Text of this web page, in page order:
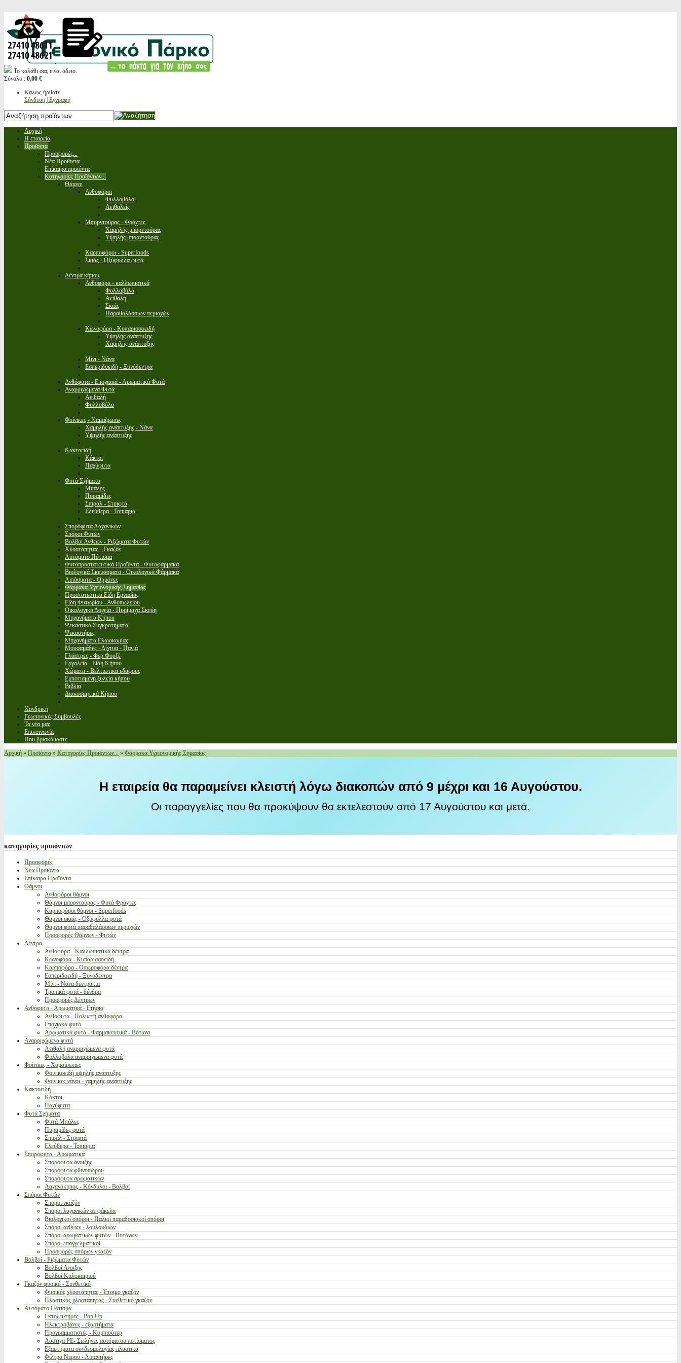
Το καλάθι σας είναι άδειο.
Σύνολο : 0,00 €
Καλώς ήρθατε
Σύνδεση | Εγγραφή
Αρχική
Η εταιρεία
Προϊόντα
Προσφορές...
Νέα Προϊόντα...
Επίκαιρα προϊόντα
Κατηγορίες Προϊόντων...
Θάμνοι
Ανθοφόροι
Φυλλοβόλοι
Αειθαλείς
Μπορντούρας - Φράχτες
Χαμηλής μπορντούρας
Υψηλής μπορντούρας
Καρποφόροι - Superfoods
Σκιάς - Οξύφυλλα φυτά
Δέντρα κήπου
Ανθοφόρα - καλλωπιστικά
Φυλλοβόλα
Αειθαλή
Σκιάς
Παραθαλάσσιων περιοχών
Κωνοφόρα - Κυπαρισσοειδή
Υψηλής ανάπτυξης
Χαμηλής ανάπτυξης
Μίνι - Νάνα
Εσπεριδοειδή - Ξυνόδεντρα
Ανθόφυτα - Εποχιακά - Αρωματικά Φυτά
Αναρριχώμενα Φυτά
Αειθαλή
Φυλλοβόλα
Φοίνικες - Χαμαίρωπες
Χαμηλής ανάπτυξης - Νάνα
Υψηλής ανάπτυξης
Κακτοειδή
Κάκτοι
Παχύφυτα
Φυτά Σχήματα
Μπάλες
Πυραμίδες
Σπιράλ - Στριφτά
Ελεύθερα - Τοπιάρια
Σπορόφυτα Λαχανικών
Σπόροι Φυτών
Βολβοί Ανθεων - Ριζώματα Φυτών
Χλοοτάπητας - Γκαζόν
Αυτόματο Πότισμα
Φυτοπροστατευτικά Προϊόντα - Φυτοφάρμακα
Βιολογικά Σκευάσματα - Οικολογικά Φάρμακα
Λιπάσματα - Ορμόνες
Φάρμακα Υγειονομικής Σημασίας
Προστατευτικά Είδη Εργασίας
Είδη Φυτωρίου - Ανθοπωλείου
Οικολογικά Δοχεία - Πυρίμαχα Σκεύη
Μηχανήματα Κήπου
Ψεκαστικά Συγκροτήματα
Ψεκαστήρες
Μηχανήματα Ελαιοκομίας
Μουσαμάδες - Δίχτυα - Πανιά
Γλάστρες - Φερ Φορζέ
Εργαλεία - Είδη Κήπου
Χώματα - Βελτιωτικά εδάφους
Εμποτισμένη ξυλεία κήπου
Βιβλία
Διακοσμητικά Κήπου
Χονδρική
Γεωπονικές Συμβουλές
Τα νέα μας
Επικοινωνία
Που βρισκόμαστε
Αρχική » Προϊόντα » Κατηγορίες Προϊόντων... » Φάρμακα Υγειονομικής Σημασίας
Η εταιρεία θα παραμείνει κλειστή λόγω διακοπών από 9 μέχρι και 16 Αυγούστου.
Οι παραγγελίες που θα προκύψουν θα εκτελεστούν από 17 Αυγούστου και μετά.
κατηγορίες προιόντων
Προσφορές
Νέα Προϊόντα
Επίκαιρα Προϊόντα
Θάμνοι
Ανθοφόροι θάμνοι
Θάμνοι μπορντούρας - Φυτά Φράχτες
Καρποφόροι θάμνοι - Superfoods
Θάμνοι σκιάς - Οξύφυλλα φυτά
Θάμνοι φυτά παραθαλάσσιων περιοχών
Προσφορές Θάμνων - Φυτών
Δέντρα
Ανθοφόρα - Καλλωπιστικά δέντρα
Κωνοφόρα - Κυπαρισσοειδή
Καρποφόρα - Οπωροφόρα δέντρα
Εσπεριδοειδή - Ξυνόδεντρα
Μίνι - Νάνα δεντράκια
Τροπικά φυτά - δένδρα
Προσφορές Δέντρων
Ανθόφυτα - Αρωματικά - Ετήσια
Ανθόφυτα - Πολυετή ανθοφόρα
Εποχιακά φυτά
Αρωματικά φυτά - Φαρμακευτικά - Βότανα
Αναρριχώμενα φυτά
Αειθαλή αναρριχώμενα φυτά
Φυλλοβόλα αναρριχώμενα φυτά
Φοίνικες - Χαμαίρωπες
Φοινικοειδή υψηλής ανάπτυξης
Φοίνικες νάνοι - χαμηλής ανάπτυξης
Κακτοειδή
Κάκτοι
Παχύφυτα
Φυτά Σχήματα
Φυτά Μπάλες
Πυραμίδες φυτά
Σπιράλ - Στριφτά
Ελεύθερα - Τοπιάρια
Σπορόφυτα - Αρωματικά
Σπορόφυτα άνοιξης
Σπορόφυτα φθινοπώρου
Σπορόφυτα αρωματικών
Λαχανόκηπος - Κόνδυλοι - Βολβοί
Σπόροι Φυτών
Σπόροι γκαζόν
Σπόροι λαχανικών σε φάκελα
Βιολογικοί σπόροι - Παλιοί παραδοσιακοί σπόροι
Σπόροι ανθέων - λουλουδιών
Σπόροι αρωματικών φυτών - Βοτάνων
Σπόροι επαγγελματικοί
Προσφορές σπόρων γκαζόν
Βολβοί - Ριζώματα Φυτών
Βολβοί Ανοιξης
Βολβοί Καλοκαιριού
Γκαζόν φυσικό - Συνθετικό
Φυσικός χλοοτάπητας - Έτοιμο γκαζόν
Πλαστικός χλοοτάπητας - Συνθετικό γκαζόν
Αυτόματο Πότισμα
Εκτοξευτήρες - Pop Up
Ηλεκτροβάνες - εξαρτήματα
Προγραμματιστές - Κομπιούτερ
Λάστιχα PE- Σωλήνες αυτόματου ποτίσματος
Εξαρτήματα συνδεσμολογίας πλαστικά
Φίλτρα Νερού - Λιπαντήρες